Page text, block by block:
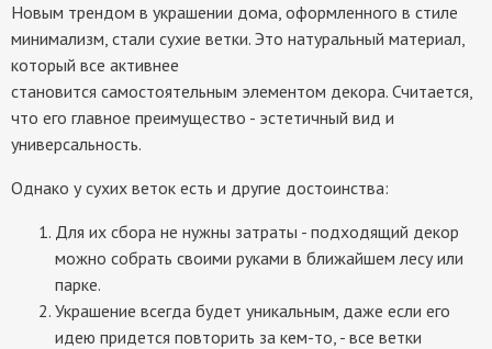
Новым трендом в украшении дома, оформленного в стиле
минимализм, стали сухие ветки. Это натуральный материал,
который все активнее
становится самостоятельным элементом декора. Считается,
что его главное преимущество - эстетичный вид и
универсальность.
Однако у сухих веток есть и другие достоинства:
Для их сбора не нужны затраты - подходящий декор
можно собрать своими руками в ближайшем лесу или
парке.
Украшение всегда будет уникальным, даже если его
идею придется повторить за кем-то, - все ветки